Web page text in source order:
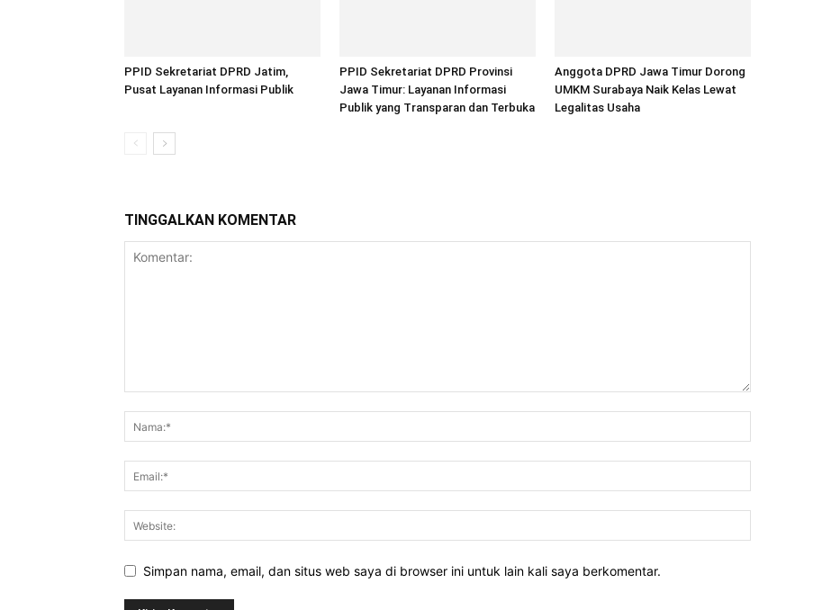
PPID Sekretariat DPRD Jatim,
Pusat Layanan Informasi Publik
PPID Sekretariat DPRD Provinsi
Jawa Timur: Layanan Informasi
Publik yang Transparan dan Terbuka
Anggota DPRD Jawa Timur Dorong
UMKM Surabaya Naik Kelas Lewat
Legalitas Usaha
TINGGALKAN KOMENTAR
Simpan nama, email, dan situs web saya di browser ini untuk lain kali saya berkomentar.